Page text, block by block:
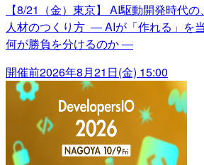
【8/21（金）東京】 AI駆動開発時代
人材のつくり方 ― AIが「作れる」を
何が勝負を分けるのか ―
開催前2026年8月21日(金) 15:00